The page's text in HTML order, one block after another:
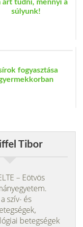
árt tudni, mennyi a
súlyunk!
fogyasztása
Tibor
– Eötvös
szív- és
betegségek